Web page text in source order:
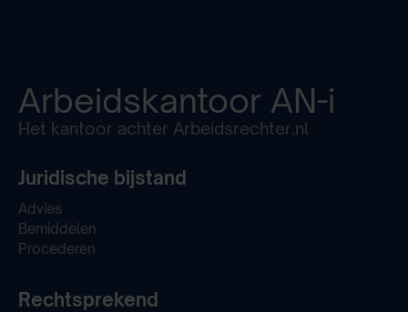
Arbeidskantoor AN-i
Het kantoor achter Arbeidsrechter.nl
Juridische bijstand
Advies
Bemiddelen
Procederen
Rechtsprekend